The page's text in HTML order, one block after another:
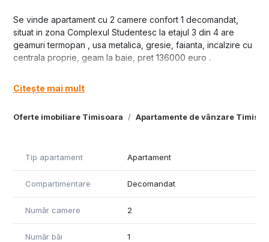
Oferte imobiliare Timisoara Apartamente de vânzare
Se vinde apartament cu 2 camere confort 1 decomandat,
situat in zona Complexul Studentesc la etajul 3 din 4 are
geamuri termopan , usa metalica, gresie, faianta, incalzire cu
centrala proprie, geam la baie, pret 136000 euro .
Citește mai mult
Tip apartament Apartament
Compartimentare Decomandat
Număr camere 2
Număr băi 1